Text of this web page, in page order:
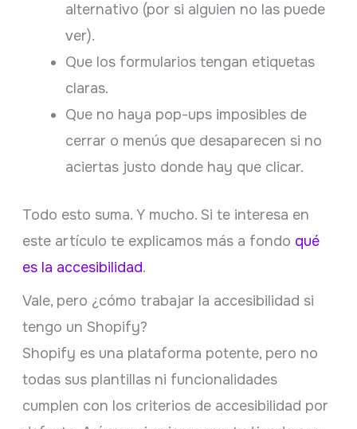
alternativo (por si alguien no las puede
ver).
Que los formularios tengan etiquetas
claras.
Que no haya pop-ups imposibles de
cerrar o menús que desaparecen si no
aciertas justo donde hay que clicar.
Todo esto suma. Y mucho. Si te interesa en
este artículo te explicamos más a fondo qué
es la accesibilidad.
Vale, pero ¿cómo trabajar la accesibilidad si
tengo un Shopify?
Shopify es una plataforma potente, pero no
todas sus plantillas ni funcionalidades
cumplen con los criterios de accesibilidad por